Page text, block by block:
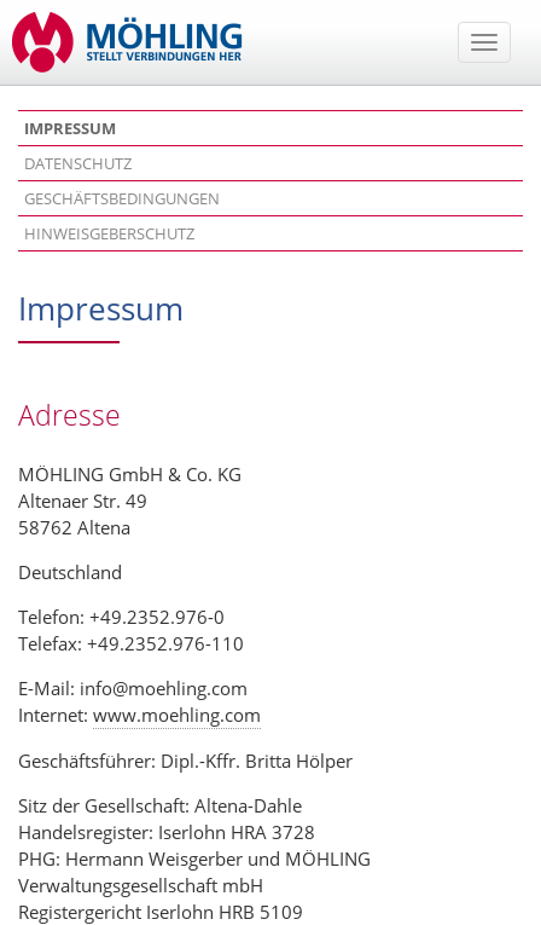
Toggle
IMPRESSUM
DATENSCHUTZ
GESCHÄFTSBEDINGUNGEN
HINWEISGEBERSCHUTZ
Impressum
Adresse
MÖHLING GmbH & Co. KG
Altenaer Str. 49
58762 Altena
Deutschland
Telefon: +49.2352.976-0
Telefax: +49.2352.976-110
E-Mail: info@moehling.com
Internet: www.moehling.com
Geschäftsführer: Dipl.-Kffr. Britta Hölper
Sitz der Gesellschaft: Altena-Dahle
Handelsregister: Iserlohn HRA 3728
PHG: Hermann Weisgerber und MÖHLING
Verwaltungsgesellschaft mbH
Registergericht Iserlohn HRB 5109